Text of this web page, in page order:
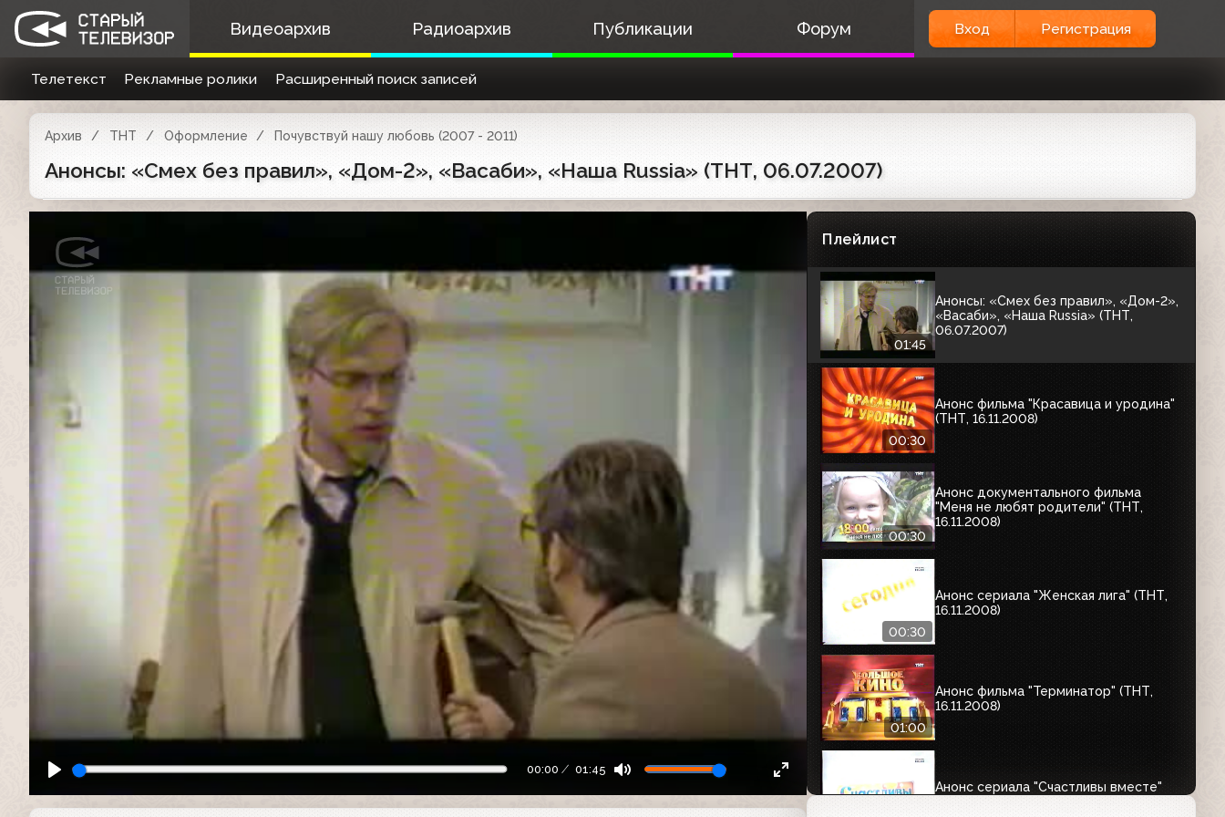
Видеоархив Радиоархив Публикации Форум Вход Регистрация
Телетекст Рекламные ролики Расширенный поиск записей
Архив ТНТ Оформление Почувствуй нашу любовь (2007 - 2011)
Анонсы: «Смех без правил», «Дом-2», «Васаби», «Наша Russia» (ТНТ, 06.07.2007)
00:00 01:45
Плейлист
00:06
Заставка ТНТ (2007-2008)
Анонс "Просто друзья" в титрах (ТНТ,
Анонсы: «Дом-2», «Полицейская
01:45
Анонсы: «Смех без правил», «Дом-2»,
«Васаби», «Наша Russia» (ТНТ,
06.07.2007)
00:30
Анонс фильма "Красавица и уродина"
(ТНТ, 16.11.2008)
00:30
Анонс документального фильма
"Меня не любят родители" (ТНТ,
16.11.2008)
00:30
Анонс сериала "Женская лига" (ТНТ,
16.11.2008)
01:00
Анонс фильма "Терминатор" (ТНТ,
16.11.2008)
Анонс сериала "Счастливы вместе"